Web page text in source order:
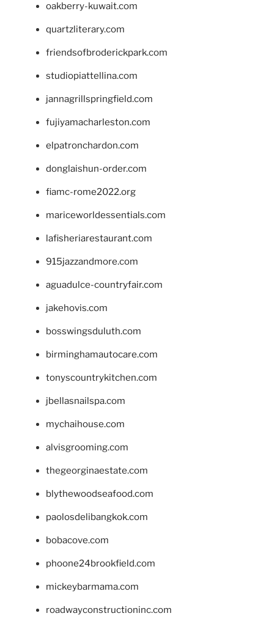
oakberry-kuwait.com
quartzliterary.com
friendsofbroderickpark.com
studiopiattellina.com
jannagrillspringfield.com
fujiyamacharleston.com
elpatronchardon.com
donglaishun-order.com
fiamc-rome2022.org
mariceworldessentials.com
lafisheriarestaurant.com
915jazzandmore.com
aguadulce-countryfair.com
jakehovis.com
bosswingsduluth.com
birminghamautocare.com
tonyscountrykitchen.com
jbellasnailspa.com
mychaihouse.com
alvisgrooming.com
thegeorginaestate.com
blythewoodseafood.com
paolosdelibangkok.com
bobacove.com
phoone24brookfield.com
mickeybarmama.com
roadwayconstructioninc.com